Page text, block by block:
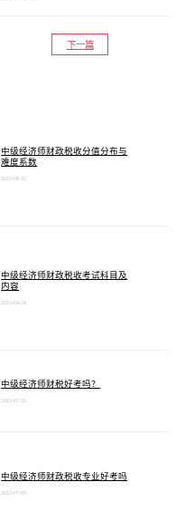
下一篇
中级经济师财政税收分值分布与
难度系数
2023-08-25
中级经济师财政税收考试科目及
内容
2023-04-24
中级经济师财税好考吗？
2022-07-25
中级经济师财政税收专业好考吗
2022-07-05